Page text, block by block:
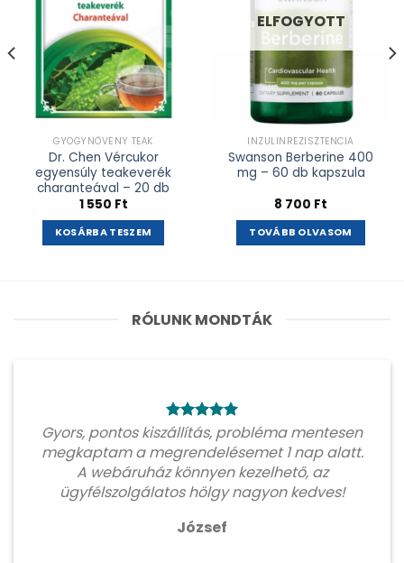
GYÓGYNÖVÉNY TEÁK
Dr. Chen Vércukor
egyensúly teakeverék
charanteával – 20 db
1 550 Ft
KOSÁRBA TESZEM
ELFOGYOTT
INZULINREZISZTENCIA
Swanson Berberine 400
mg – 60 db kapszula
8 700 Ft
TOVÁBB OLVASOM
RÓLUNK MONDTÁK
Gyors, pontos kiszállítás, probléma mentesen
megkaptam a megrendelésemet 1 nap alatt.
A webáruház könnyen kezelhető, az
ügyfélszolgálatos hölgy nagyon kedves!
József